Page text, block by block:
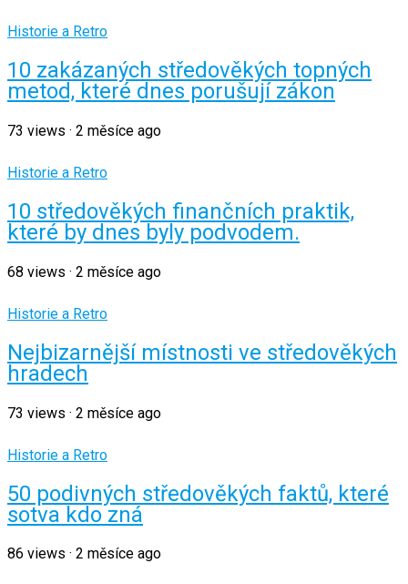
Historie a Retro
10 zakázaných středověkých topných
metod, které dnes porušují zákon
73 views · 2 měsíce ago
Historie a Retro
10 středověkých finančních praktik,
které by dnes byly podvodem.
68 views · 2 měsíce ago
Historie a Retro
Nejbizarnější místnosti ve středověkých
hradech
73 views · 2 měsíce ago
Historie a Retro
50 podivných středověkých faktů, které
sotva kdo zná
86 views · 2 měsíce ago